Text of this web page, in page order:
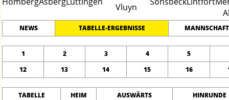
NEWS TABELLE-ERGEBNISSE MANNSCHAFT
1 2 3 4
5
12
13 14 15 16
TABELLE HEIM AUSWÄRTS HINRUNDE